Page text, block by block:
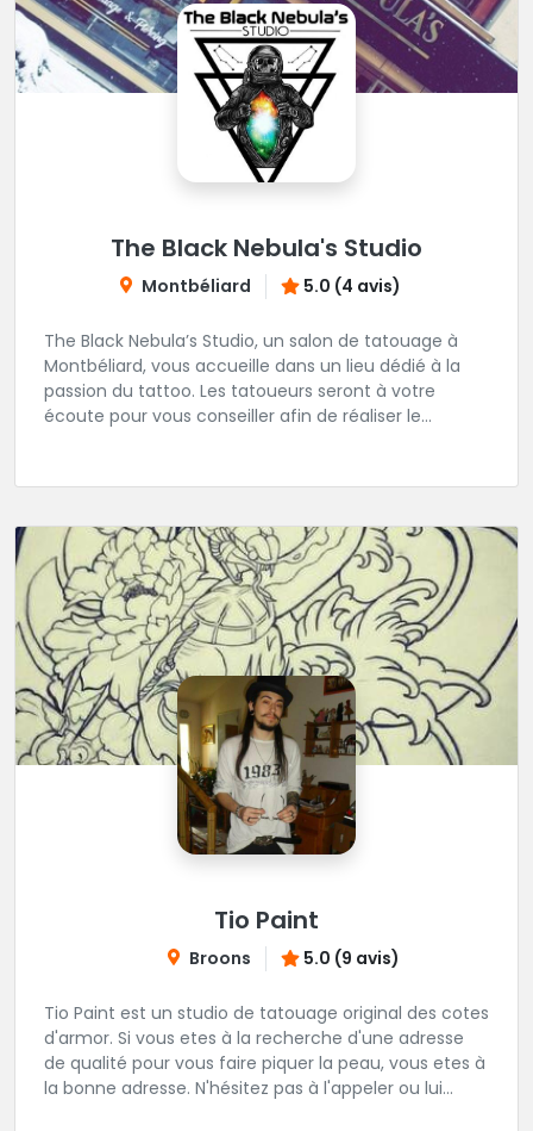
The Black Nebula's Studio
Montbéliard 5.0 (4 avis)
The Black Nebula’s Studio, un salon de tatouage à
Montbéliard, vous accueille dans un lieu dédié à la
passion du tattoo. Les tatoueurs seront à votre
écoute pour vous conseiller afin de réaliser le
Tio Paint
Broons 5.0 (9 avis)
Tio Paint est un studio de tatouage original des cotes
d'armor. Si vous etes à la recherche d'une adresse
de qualité pour vous faire piquer la peau, vous etes à
la bonne adresse. N'hésitez pas à l'appeler ou lui